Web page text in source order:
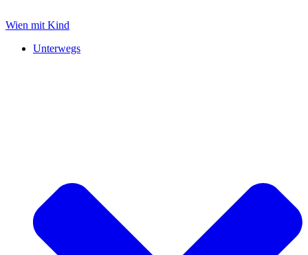
Inhalt
Wien mit Kind
Unterwegs